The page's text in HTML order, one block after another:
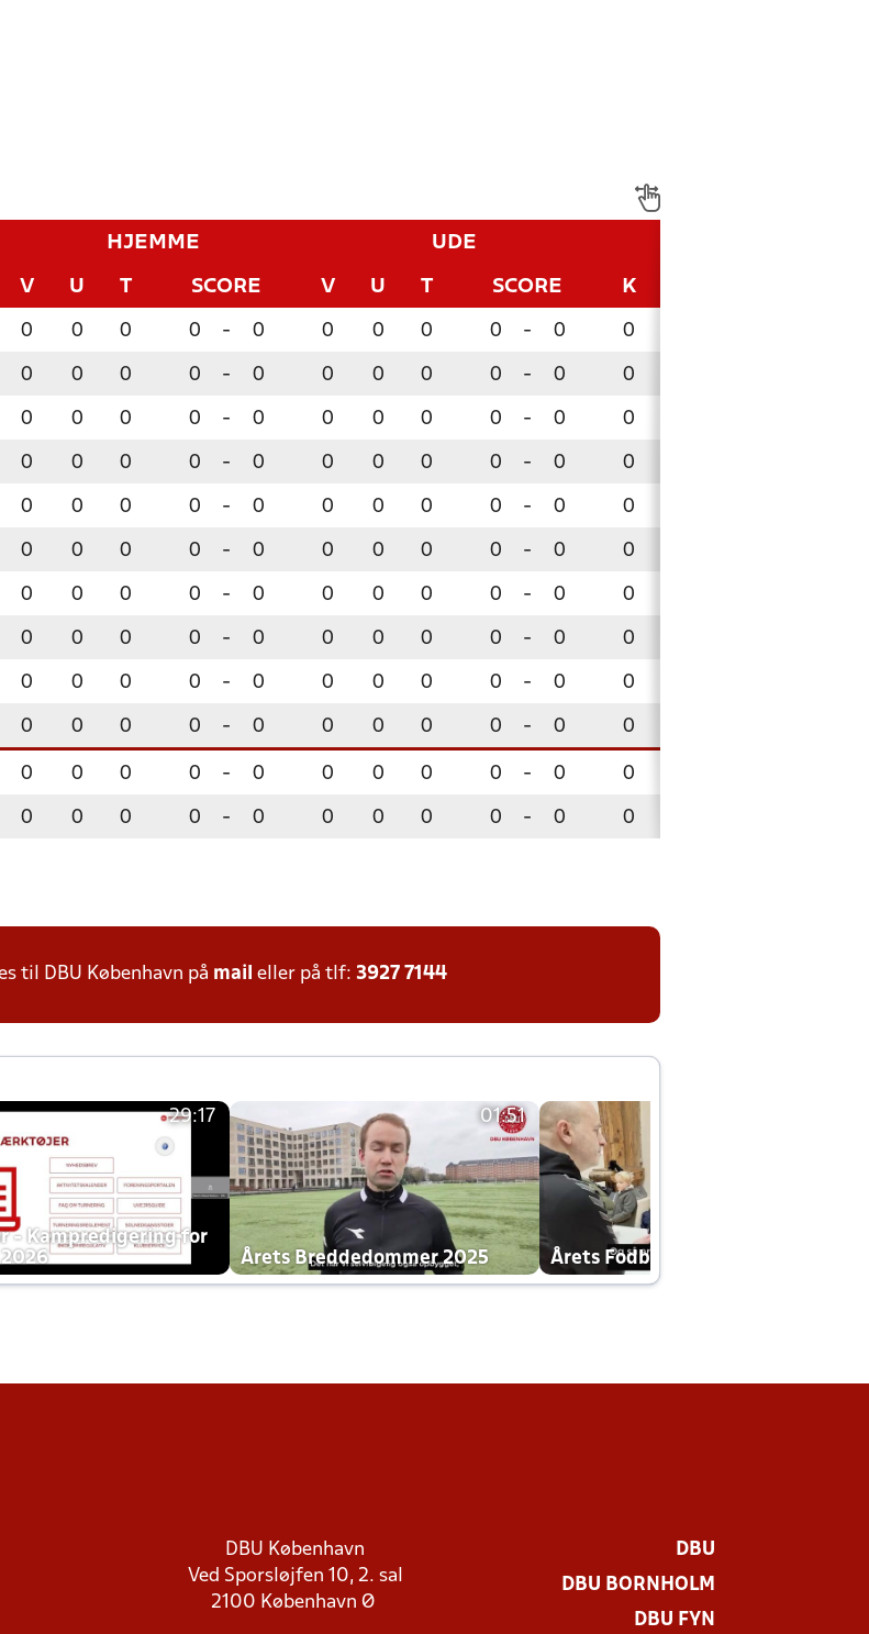
HJEMME UDE
V U T SCORE V U T SCORE K
0 0 0 0 - 0 0 0 0 0 - 0 0
0 0 0 0 - 0 0 0 0 0 - 0 0
0 0 0 0 - 0 0 0 0 0 - 0 0
0 0 0 0 - 0 0 0 0 0 - 0 0
0 0 0 0 - 0 0 0 0 0 - 0 0
0 0 0 0 - 0 0 0 0 0 - 0 0
0 0 0 0 - 0 0 0 0 0 - 0 0
0 0 0 0 - 0 0 0 0 0 - 0 0
0 0 0 0 - 0 0 0 0 0 - 0 0
0 0 0 0 - 0 0 0 0 0 - 0 0
0 0 0 0 - 0 0 0 0 0 - 0 0
0 0 0 0 - 0 0 0 0 0 - 0 0
til DBU København på mail eller på tlf: 3927 7144
29:17
- Kampredigering for
01:51
Årets Breddedommer 2025 Årets Fodboldklub 2025 mp4
DBU København
Ved Sporsløjfen 10, 2. sal
2100 København Ø
DBU
DBU BORNHOLM
DBU FYN